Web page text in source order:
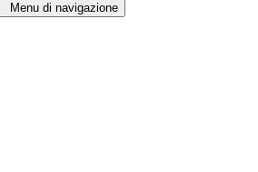
Menu di navigazione